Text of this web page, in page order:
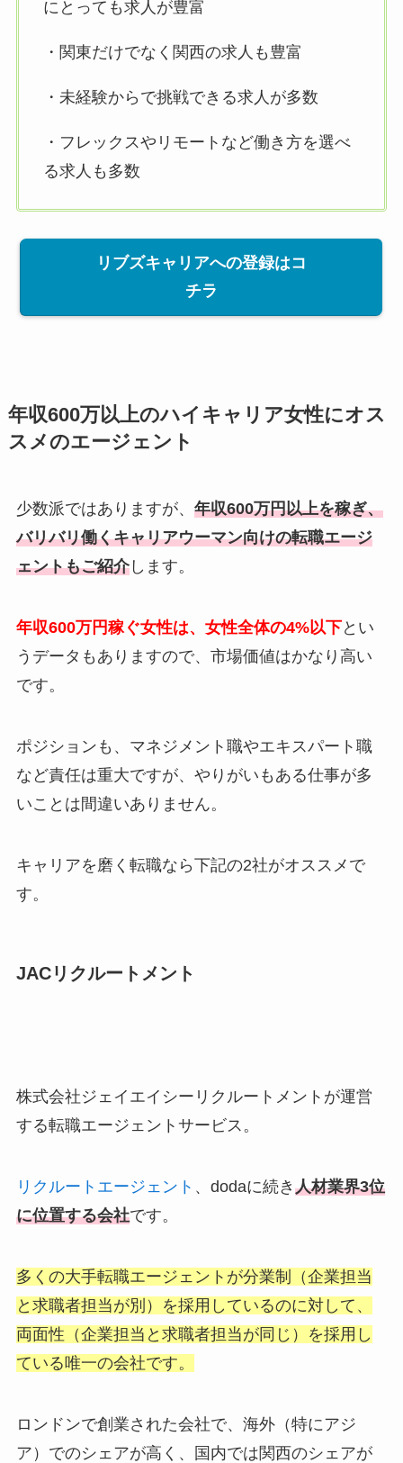
にとっても求人が豊富
・関東だけでなく関西の求人も豊富
・未経験からで挑戦できる求人が多数
・フレックスやリモートなど働き方を選べ
る求人も多数
リブズキャリアへの登録はコ
チラ
年収600万以上のハイキャリア女性にオス
スメのエージェント
少数派ではありますが、 年収600万円以上を稼ぎ、
バリバリ働くキャリアウーマン向けの転職エージ
ェントもご紹介します。
年収600万円稼ぐ女性は、女性全体の4%以下とい
うデータもありますので、市場価値はかなり高い
です。
ポジションも、マネジメント職やエキスパート職
など責任は重大ですが、やりがいもある仕事が多
いことは間違いありません。
キャリアを磨く転職なら下記の2社がオススメで
す。
JACリクルートメント
株式会社ジェイエイシーリクルートメントが運営
する転職エージェントサービス。
リクルートエージェント 、dodaに続き 人材業界3位
に位置する会社です。
多くの大手転職エージェントが分業制（企業担当
と求職者担当が別）を採用しているのに対して、
両面性（企業担当と求職者担当が同じ）を採用し
ている唯一の会社です。
ロンドンで創業された会社で、海外（特にアジ
ア）でのシェアが高く、国内では関西のシェアが